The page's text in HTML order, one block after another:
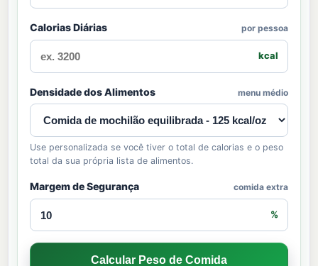
Calorias Diárias por pessoa
kcal
Densidade dos Alimentos menu médio
Use personalizada se você tiver o total de calorias e o peso
total da sua própria lista de alimentos.
Margem de Segurança comida extra
%